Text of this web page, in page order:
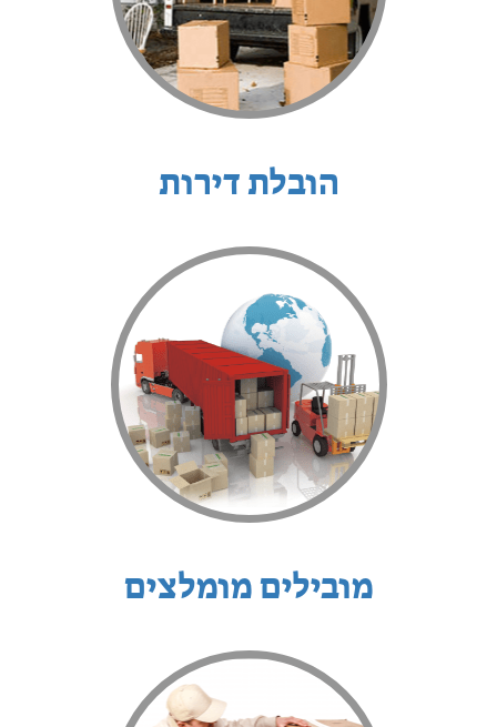
הובלת דירות
מובילים מומלצים